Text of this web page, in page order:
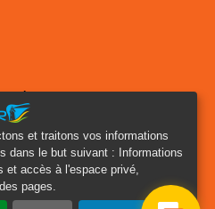
et traitons vos informations
dans le but suivant :
Informations
et accès à l'espace privé,
pages
de